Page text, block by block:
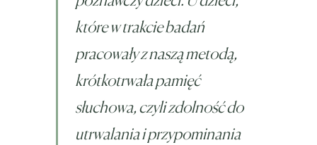
które w trakcie badań
pracowały z naszą metodą,
krótkotrwała pamięć
słuchowa, czyli zdolność do
utrwalania i przypominania